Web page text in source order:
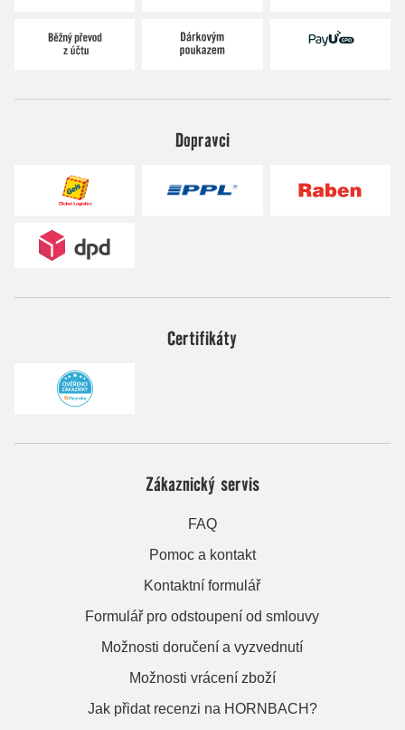
Dopravci
Certifikáty
Zákaznický servis
FAQ
Pomoc a kontakt
Kontaktní formulář
Formulář pro odstoupení od smlouvy
Možnosti doručení a vyzvednutí
Možnosti vrácení zboží
Jak přidat recenzi na HORNBACH?